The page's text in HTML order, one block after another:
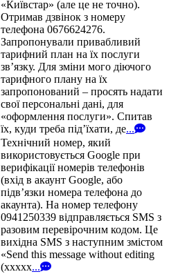
«Київстар» (але це не точно).
Отримав дзвінок з номеру
телефона 0676624276.
Запропонували привабливий
тарифний план на їх послуги
зв’язку. Для зміни мого діючого
тарифного плану на їх
запропонований – просять надати
свої персональні дані, для
«оформлення послуги». Спитав
їх, куди треба під’їхати, де...
Технічний номер, який
використовується Google при
верифікації номерів телефонів
(вхід в акаунт Google, або
підв’язки номера телефона до
акаунта). На номер телефону
0941250339 відправляється SMS з
разовим перевірочним кодом. Це
вихідна SMS з наступним змістом
«Send this message without editing
(xxxxx...